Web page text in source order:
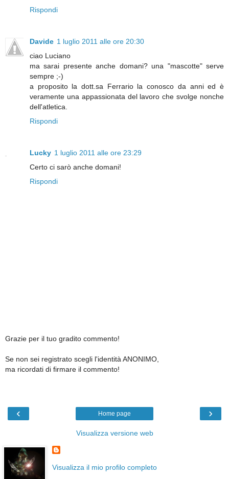
Rispondi
Davide 1 luglio 2011 alle ore 20:30
ciao Luciano
ma sarai presente anche domani? una "mascotte" serve
sempre ;-)
a proposito la dott.sa Ferrario la conosco da anni ed è
veramente una appassionata del lavoro che svolge nonche
dell'atletica.
Rispondi
Lucky 1 luglio 2011 alle ore 23:29
Certo ci sarò anche domani!
Rispondi
Grazie per il tuo gradito commento!
Se non sei registrato scegli l'identità ANONIMO,
ma ricordati di firmare il commento!
‹ ›
Home page
Visualizza versione web
Visualizza il mio profilo completo